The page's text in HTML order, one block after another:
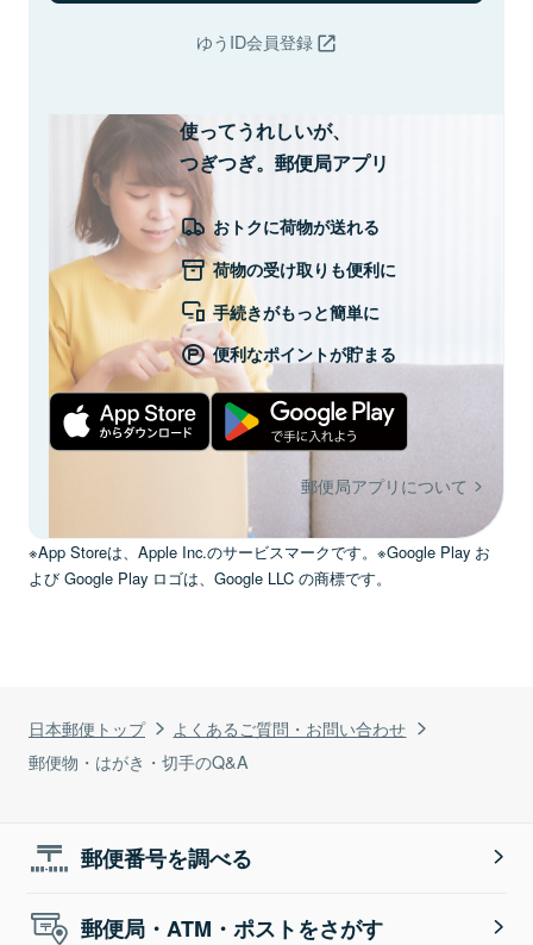
日本郵便トップ
よくあるご質問・お問い合わせ
郵便物・はがき・切手のQ&A
ゆうID会員登録
使ってうれしいが、
つぎつぎ。郵便局アプリ
おトクに荷物が送れる
荷物の受け取りも便利に
手続きがもっと簡単に
便利なポイントが貯まる
郵便局アプリについて
※App Storeは、Apple Inc.のサービスマークです。※Google Play お
よび Google Play ロゴは、Google LLC の商標です。
郵便番号を調べる
郵便局・ATM・ポストをさがす